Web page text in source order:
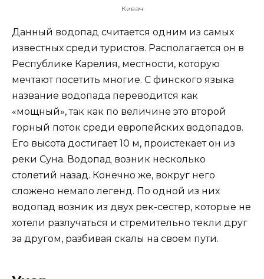
Кивач
Данный водопад считается одним из самых
известных среди туристов. Располагается он в
Республике Карелия, местности, которую
мечтают посетить многие. С финского языка
название водопада переводится как
«мощный», так как по величине это второй
горный поток среди европейских водопадов.
Его высота достигает 10 м, проистекает он из
реки Суна. Водопад возник несколько
столетий назад. Конечно же, вокруг него
сложено немало легенд. По одной из них
водопад возник из двух рек-сестер, которые не
хотели разлучаться и стремительно текли друг
за другом, разбивая скалы на своем пути.